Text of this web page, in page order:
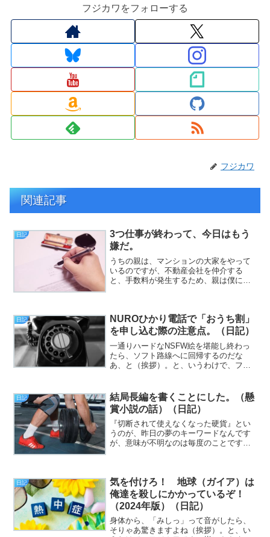
フジカワをフォローする
フジカワ
関連記事
日記
3つ仕事が終わって、今日はもう
嫌だ。
うちの親は、マンションの大家をやって
いるのですが、不動産会社を仲介する
と、手数料が発生するため、親は僕に、
楽に注文するかのように言われ...
日記
NUROひかり電話で「おうち割」
を申し込む際の注意点。（日記）
一通りハードなNSFW絵を堪能し終わっ
たら、ソフト路線へに回帰するのだな
あ、と（挨拶）。と、いうわけで、フジ
まんま「miko」であった衝撃を、誰かと
分かち合いたい木曜日...
日記
結局長編を書くことにした。（懸
賞小説の話）（日記）
『切断されて使えなくなった硬貨』とい
うのが、昨日の夢のキーワードなんです
が、意味が不明なのは毎度のことです
ックして、１円単位で計算し...
日記
気を付けろ！ 地球（ガイア）は
俺達を殺しにかかっているぞ！
（2024年版）（日記）
身体から、「みしっ」って音がしたら、
そりゃあ驚きますよね（挨拶）。と、い